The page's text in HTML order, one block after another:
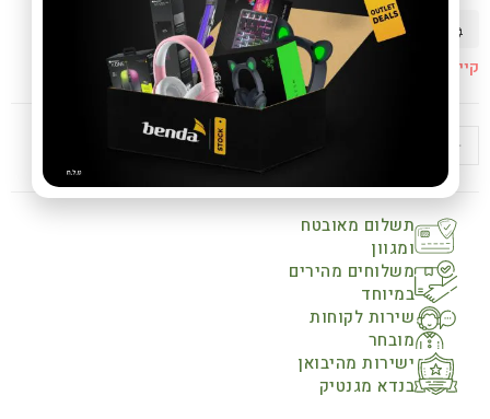
מזמינים עכשיו ומקבלים עד 18/08/2026
קיים במלאי
- הוספה לסל
תשלום מאובטח
ומגוון
משלוחים מהירים
במיוחד
שירות לקוחות
מובחר
ישירות מהיבואן
בנדא מגנטיק